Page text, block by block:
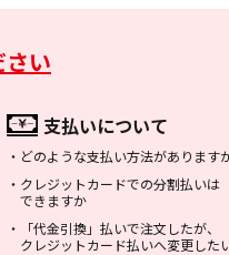
い
支払いについて
・ どのような支払い方法があります
・ クレジットカードでの分割払いは
できますか
・
「代金引換」払いで注文したが、
クレジットカード払いへ変更した